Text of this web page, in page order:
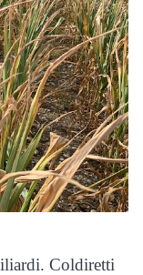
Coldiretti